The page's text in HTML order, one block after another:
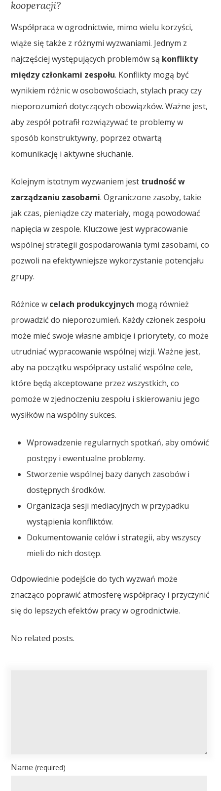
kooperacji?
Współpraca w ogrodnictwie, mimo wielu korzyści,
wiąże się także z różnymi wyzwaniami. Jednym z
najczęściej występujących problemów są konflikty
między członkami zespołu. Konflikty mogą być
wynikiem różnic w osobowościach, stylach pracy czy
nieporozumień dotyczących obowiązków. Ważne jest,
aby zespół potrafił rozwiązywać te problemy w
sposób konstruktywny, poprzez otwartą
komunikację i aktywne słuchanie.
Kolejnym istotnym wyzwaniem jest trudność w
zarządzaniu zasobami. Ograniczone zasoby, takie
jak czas, pieniądze czy materiały, mogą powodować
napięcia w zespole. Kluczowe jest wypracowanie
wspólnej strategii gospodarowania tymi zasobami, co
pozwoli na efektywniejsze wykorzystanie potencjału
grupy.
Różnice w celach produkcyjnych mogą również
prowadzić do nieporozumień. Każdy członek zespołu
może mieć swoje własne ambicje i priorytety, co może
utrudniać wypracowanie wspólnej wizji. Ważne jest,
aby na początku współpracy ustalić wspólne cele,
które będą akceptowane przez wszystkich, co
pomoże w zjednoczeniu zespołu i skierowaniu jego
wysiłków na wspólny sukces.
Wprowadzenie regularnych spotkań, aby omówić
postępy i ewentualne problemy.
Stworzenie wspólnej bazy danych zasobów i
dostępnych środków.
Organizacja sesji mediacyjnych w przypadku
wystąpienia konfliktów.
Dokumentowanie celów i strategii, aby wszyscy
mieli do nich dostęp.
Odpowiednie podejście do tych wyzwań może
znacząco poprawić atmosferę współpracy i przyczynić
się do lepszych efektów pracy w ogrodnictwie.
No related posts.
Name(required)